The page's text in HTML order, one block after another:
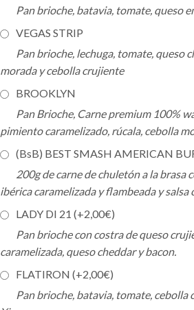
Pan brioche, batavia, tomate, queso
VEGAS STRIP
Pan brioche, lechuga, tomate, queso
morada y cebolla crujiente
BROOKLYN
Pan Brioche, Carne premium 100%
pimiento caramelizado, rúcala, cebolla
(BsB) BEST SMASH AMERICAN
200g de carne de chuletón a la brasa
ibérica caramelizada y flambeada y
LADY DI 21 (+2,00€)
Pan brioche con costra de queso
caramelizada, queso cheddar y bacon.
FLATIRON (+2,00€)
Pan brioche, batavia, tomate, cebolla